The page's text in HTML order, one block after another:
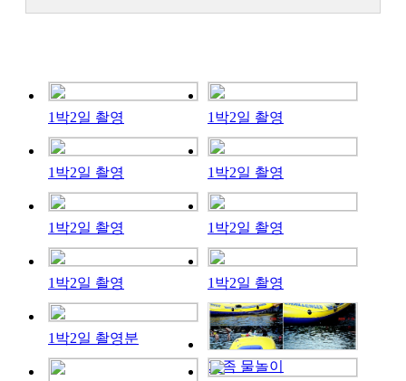
1박2일 촬영 1박2일 촬영
1박2일 촬영 1박2일 촬영
1박2일 촬영 1박2일 촬영
1박2일 촬영 1박2일 촬영
1박2일 촬영분
가족 물놀이